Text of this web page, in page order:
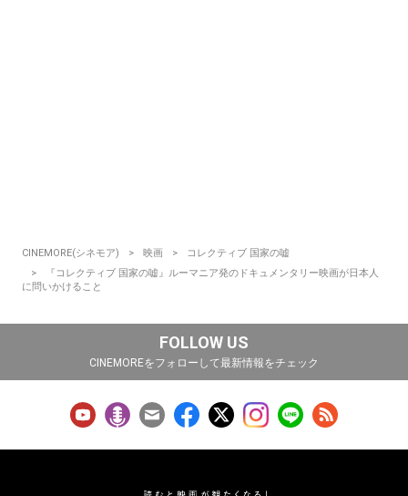
CINEMORE(シネモア) 映画
コレクティブ 国家の嘘
『コレクティブ 国家の嘘』ルーマニア発のドキュメンタリー映画が日本人
に問いかけること
FOLLOW US
CINEMOREをフォローして最新情報をチェック